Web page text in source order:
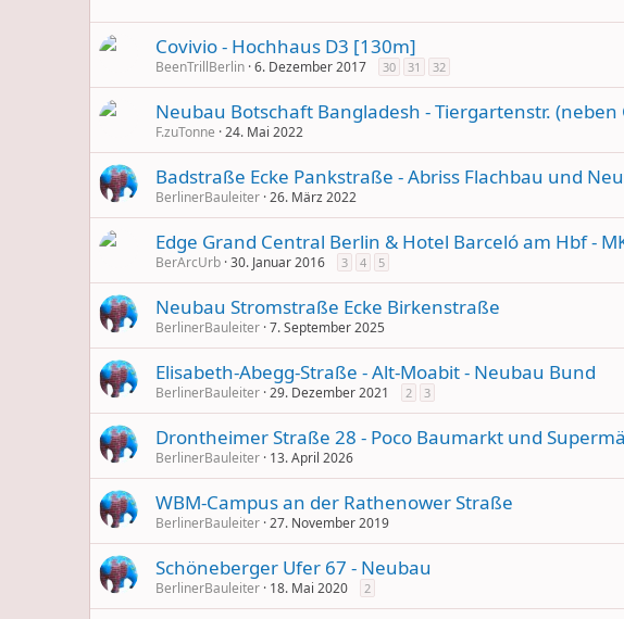
Covivio - Hochhaus D3 [130m]
BeenTrillBerlin 6. Dezember 2017 30 31 32
Neubau Botschaft Bangladesh - Tiergartenstr. (neben
F.zuTonne 24. Mai 2022
Badstraße Ecke Pankstraße - Abriss Flachbau und
BerlinerBauleiter 26. März 2022
Edge Grand Central Berlin & Hotel Barceló am Hbf -
BerArcUrb 30. Januar 2016 3 4 5
Neubau Stromstraße Ecke Birkenstraße
BerlinerBauleiter 7. September 2025
Elisabeth-Abegg-Straße - Alt-Moabit - Neubau Bund
BerlinerBauleiter 29. Dezember 2021 2 3
Drontheimer Straße 28 - Poco Baumarkt und
BerlinerBauleiter 13. April 2026
WBM-Campus an der Rathenower Straße
BerlinerBauleiter 27. November 2019
Schöneberger Ufer 67 - Neubau
BerlinerBauleiter 18. Mai 2020 2